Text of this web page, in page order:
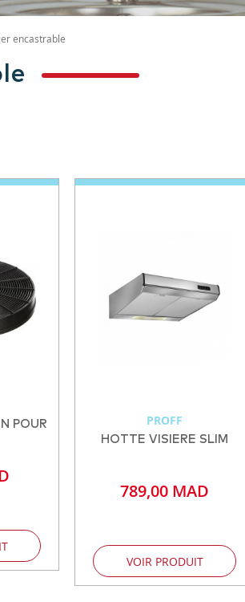
encastrable
POUR
PROFF
HOTTE VISIERE SLIM
789,00 MAD
VOIR PRODUIT